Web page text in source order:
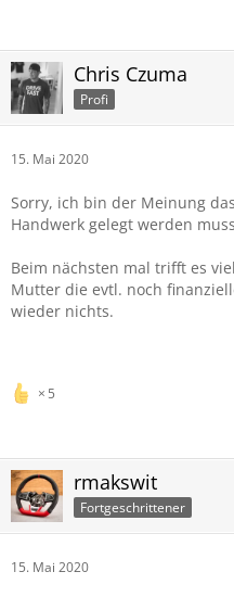
Chris Czuma
Profi
15. Mai 2020
Sorry, ich bin der Meinung
Handwerk gelegt werden
Beim nächsten mal trifft es
Mutter die evtl. noch
wieder nichts.
5
rmakswit
Fortgeschrittener
15. Mai 2020